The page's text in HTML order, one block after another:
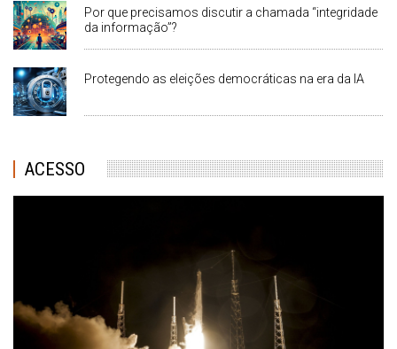
Por que precisamos discutir a chamada “integridade
da informação”?
Protegendo as eleições democráticas na era da IA
ACESSO